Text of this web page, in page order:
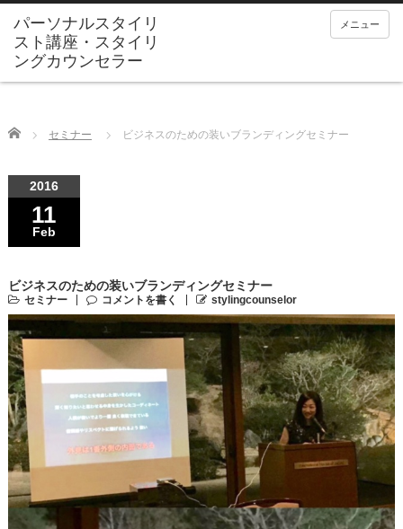
メニュー
Home セミナー ビジネスのための装いブランディングセミナー
2016
11
Feb
ビジネスのための装いブランディングセミナー
セミナー コメントを書く stylingcounselor